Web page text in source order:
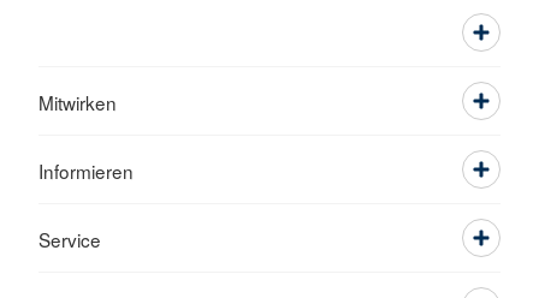
Mitwirken
Informieren
Service